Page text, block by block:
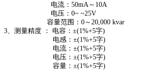
电流：50mA～10A
电压：0~ ~25V
容量范围：0～20,000 kvar
3、测量精度 ： 电容：±(1%+5字)
电感：±(1%+5字)
电流：±(1%+5字)
电压：±(1%+5字)
容量：±(1%+5字)